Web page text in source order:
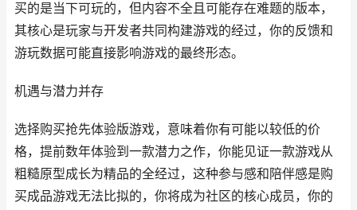
买的是当下可玩的，但内容不全且可能存在难题的版本，
其核心是玩家与开发者共同构建游戏的经过，你的反馈和
游玩数据可能直接影响游戏的最终形态。
机遇与潜力并存
选择购买抢先体验版游戏，意味着你有可能以较低的价
格，提前数年体验到一款潜力之作，你能见证一款游戏从
粗糙原型成长为精品的全经过，这种参与感和陪伴感是购
买成品游戏无法比拟的，你将成为社区的核心成员，你的